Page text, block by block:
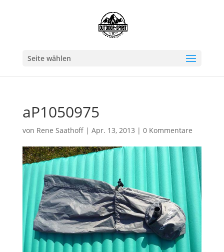
Seite wählen
aP1050975
von Rene Saathoff| Apr. 13, 2013 | 0 Kommentare